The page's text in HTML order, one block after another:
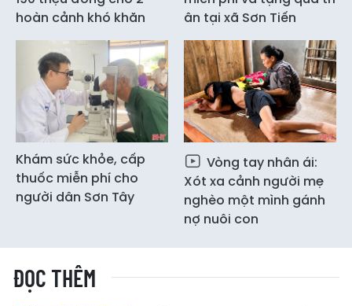
hoàn cảnh khó khăn
ân tại xã Sơn Tiến
Khám sức khỏe, cấp
thuốc miễn phí cho
người dân Sơn Tây
Vòng tay nhân ái:
Xót xa cảnh người mẹ
nghèo một mình gánh
nợ nuôi con
ĐỌC THÊM